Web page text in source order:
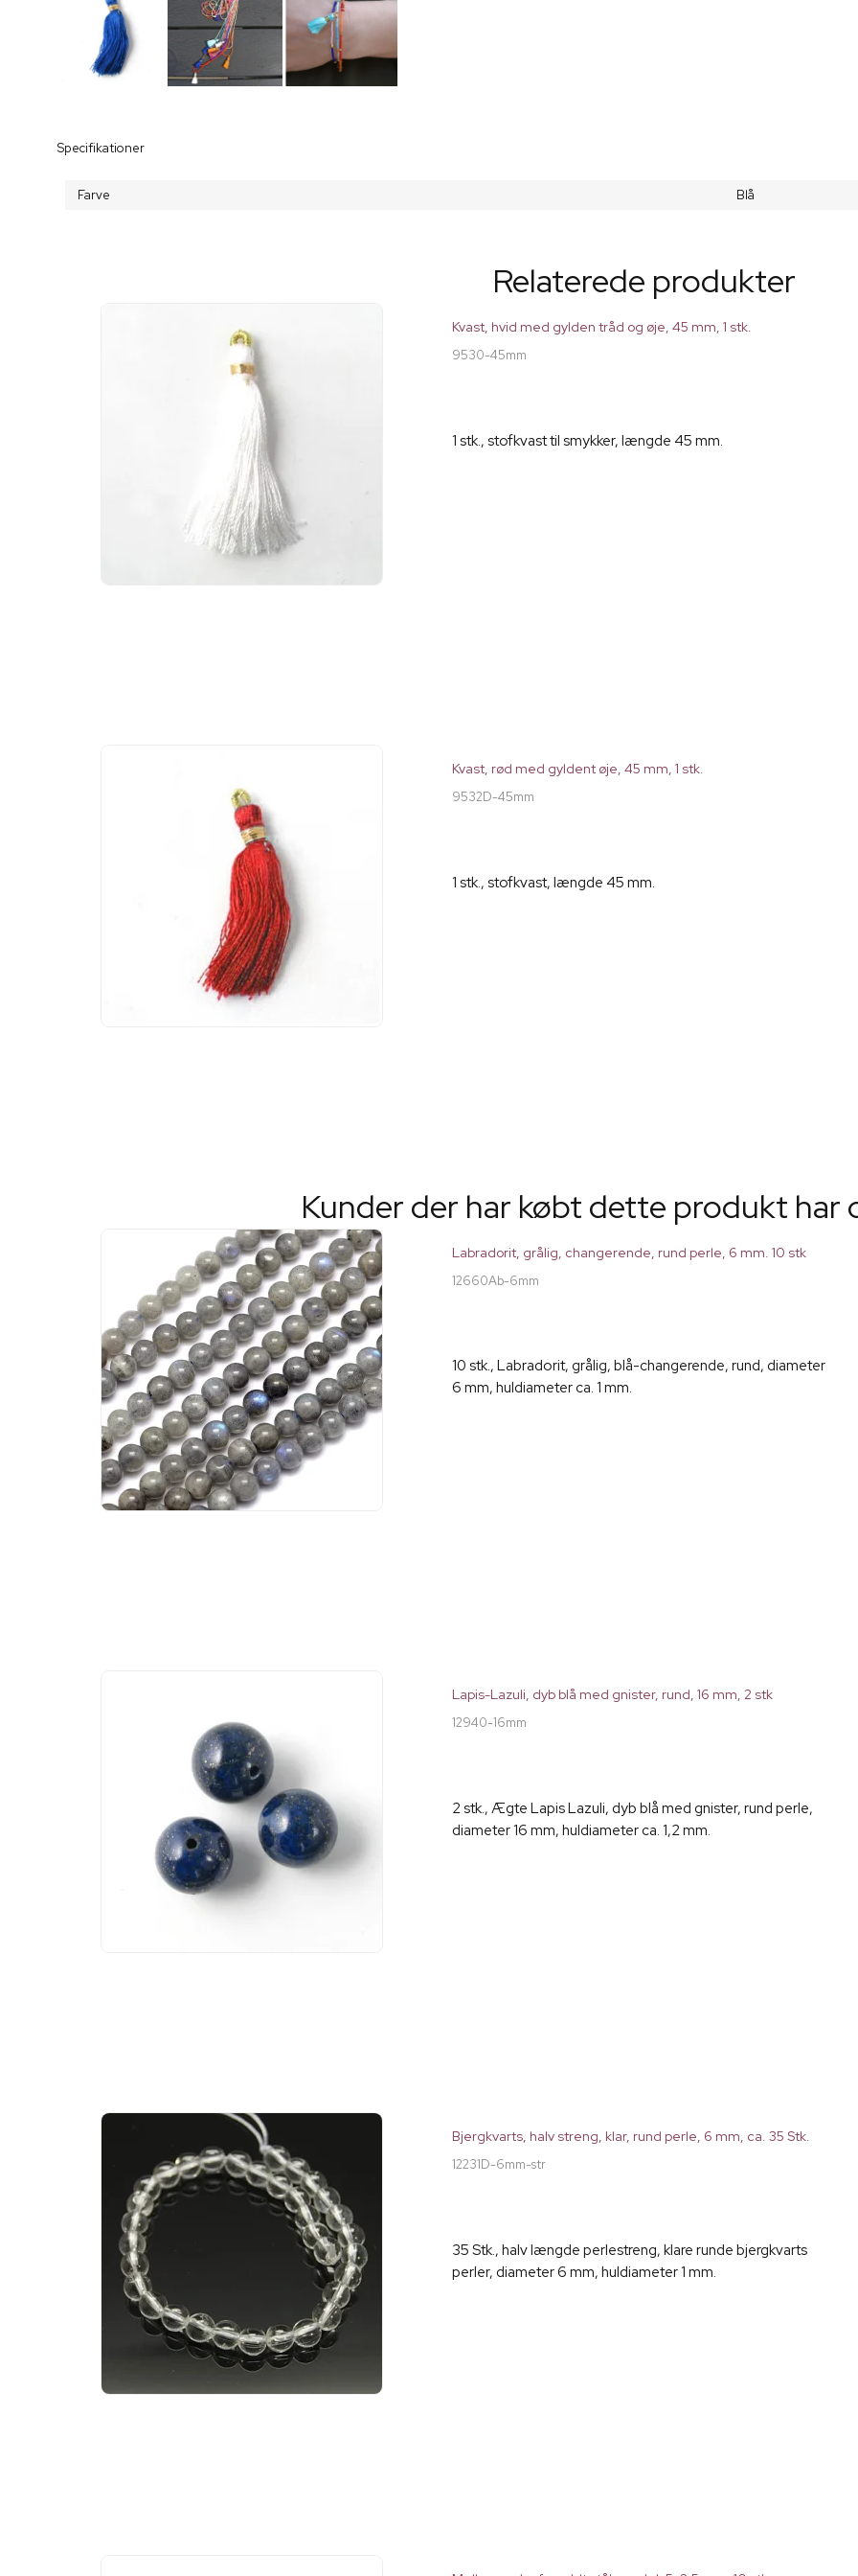
Specifikationer
Farve Blå
Relaterede produkter
Kvast, hvid med gylden tråd og øje, 45 mm, 1 stk.
9530-45mm
1 stk., stofkvast til smykker, længde 45 mm.
Kvast, rød med gyldent øje, 45 mm, 1 stk.
9532D-45mm
1 stk., stofkvast, længde 45 mm.
Kunder der har købt dette produkt har
Labradorit, grålig, changerende, rund perle, 6 mm. 10 stk
12660Ab-6mm
10 stk., Labradorit, grålig, blå-changerende, rund, diameter
6 mm, huldiameter ca. 1 mm.
Lapis-Lazuli, dyb blå med gnister, rund, 16 mm, 2 stk
12940-16mm
2 stk., Ægte Lapis Lazuli, dyb blå med gnister, rund perle,
diameter 16 mm, huldiameter ca. 1,2 mm.
Bjergkvarts, halv streng, klar, rund perle, 6 mm, ca. 35 Stk.
12231D-6mm-str
35 Stk., halv længde perlestreng, klare runde bjergkvarts
perler, diameter 6 mm, huldiameter 1 mm.